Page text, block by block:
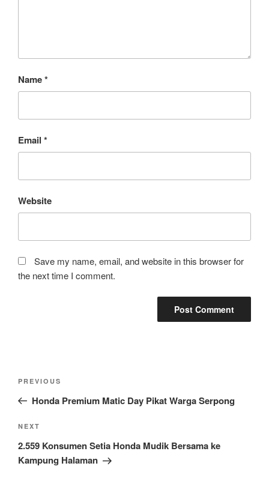
Name*
Email *
Website
Save my name, email, and website in this browser for
the next time I comment.
Previous
Post
PREVIOUS
Honda Premium Matic Day Pikat Warga Serpong
Next
Post
NEXT
2.559 Konsumen Setia Honda Mudik Bersama ke
Kampung Halaman